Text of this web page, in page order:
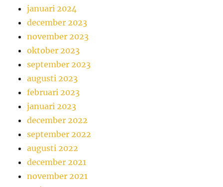
januari 2024
december 2023
november 2023
oktober 2023
september 2023
augusti 2023
februari 2023
januari 2023
december 2022
september 2022
augusti 2022
december 2021
november 2021